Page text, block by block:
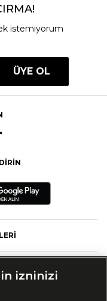
istemiyorum
ÜYE OL
izninizi